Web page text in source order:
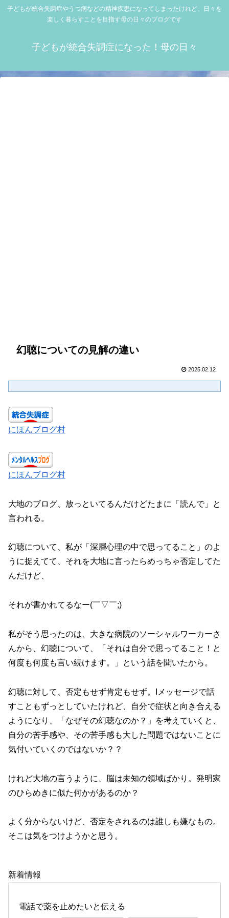
子どもが統合失調症やうつ病などの精神疾患になってしまったけれど、日々を
楽しく暮らすことを目指す母の日々のブログです
子どもが統合失調症になった！母の日々
幻聴についての見解の違い
2025.02.12
にほんブログ村
にほんブログ村
大地のブログ、放っといてるんだけどたまに「読んで」と
言われる。
幻聴について、私が「深層心理の中で思ってること」のよ
うに捉えてて、それを大地に言ったらめっちゃ否定してた
んだけど、
それが書かれてるなー(￣▽￣;)
私がそう思ったのは、大きな病院のソーシャルワーカーさ
んから、幻聴について、「それは自分で思ってること！と
何度も何度も言い続けます。」という話を聞いたから。
幻聴に対して、否定もせず肯定もせず。Iメッセージで話
すこともずっとしていたけれど、自分で症状と向き合える
ようになり、「なぜその幻聴なのか？」を考えていくと、
自分の苦手感や、その苦手感も大した問題ではないことに
気付いていくのではないか？？
けれど大地の言うように、脳は未知の領域ばかり。発明家
のひらめきに似た何かがあるのか？
よく分からないけど、否定をされるのは誰しも嫌なもの。
そこは気をつけようかと思う。
新着情報
電話で薬を止めたいと伝える